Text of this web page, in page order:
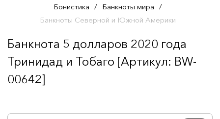
Бонистика / Банкноты мира /
Банкноты Северной и Южной Америки
Банкнота 5 долларов 2020 года
Тринидад и Тобаго [Артикул: BW-
00642]